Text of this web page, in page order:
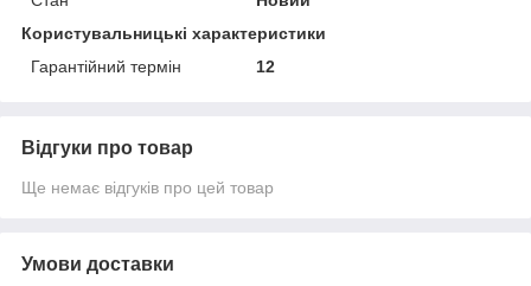
Користувальницькі характеристики
Гарантійний термін
12
Відгуки про товар
Ще немає відгуків про цей товар
Умови доставки